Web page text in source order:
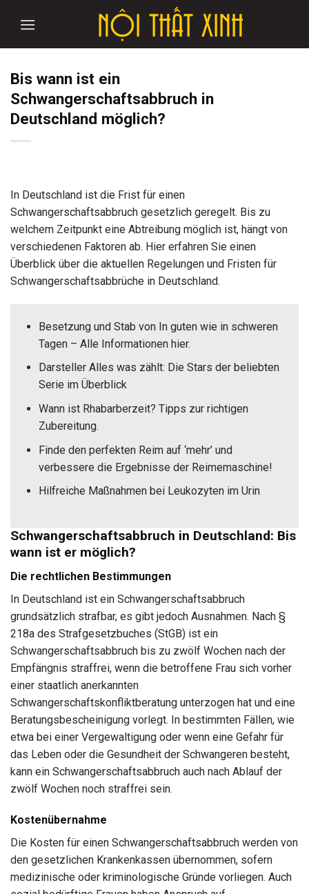
Bis wann ist ein
Schwangerschaftsabbruch in
Deutschland möglich?
In Deutschland ist die Frist für einen
Schwangerschaftsabbruch gesetzlich geregelt. Bis zu
welchem Zeitpunkt eine Abtreibung möglich ist, hängt von
verschiedenen Faktoren ab. Hier erfahren Sie einen
Überblick über die aktuellen Regelungen und Fristen für
Schwangerschaftsabbrüche in Deutschland.
Besetzung und Stab von In guten wie in schweren
Tagen – Alle Informationen hier.
Darsteller Alles was zählt: Die Stars der beliebten
Serie im Überblick
Wann ist Rhabarberzeit? Tipps zur richtigen
Zubereitung.
Finde den perfekten Reim auf ‘mehr’ und
verbessere die Ergebnisse der Reimemaschine!
Hilfreiche Maßnahmen bei Leukozyten im Urin
Schwangerschaftsabbruch in Deutschland: Bis
wann ist er möglich?
Die rechtlichen Bestimmungen
In Deutschland ist ein Schwangerschaftsabbruch
grundsätzlich strafbar, es gibt jedoch Ausnahmen. Nach §
218a des Strafgesetzbuches (StGB) ist ein
Schwangerschaftsabbruch bis zu zwölf Wochen nach der
Empfängnis straffrei, wenn die betroffene Frau sich vorher
einer staatlich anerkannten
Schwangerschaftskonfliktberatung unterzogen hat und eine
Beratungsbescheinigung vorlegt. In bestimmten Fällen, wie
etwa bei einer Vergewaltigung oder wenn eine Gefahr für
das Leben oder die Gesundheit der Schwangeren besteht,
kann ein Schwangerschaftsabbruch auch nach Ablauf der
zwölf Wochen noch straffrei sein.
Kostenübernahme
Die Kosten für einen Schwangerschaftsabbruch werden von
den gesetzlichen Krankenkassen übernommen, sofern
medizinische oder kriminologische Gründe vorliegen. Auch